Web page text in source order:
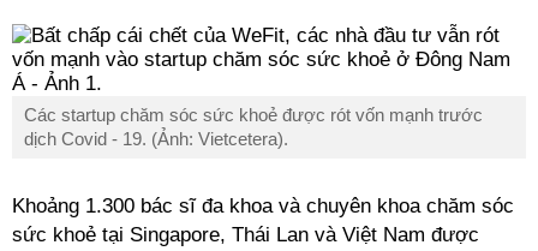
Các startup chăm sóc sức khoẻ được rót vốn mạnh trước
dịch Covid - 19. (Ảnh: Vietcetera).
Khoảng 1.300 bác sĩ đa khoa và chuyên khoa chăm sóc
sức khoẻ tại Singapore, Thái Lan và Việt Nam được